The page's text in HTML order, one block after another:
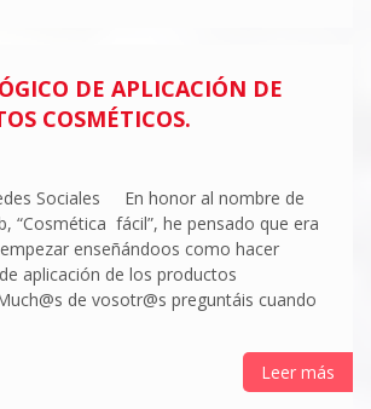
DE APLICACIÓN DE
COSMÉTICOS.
Sociales En honor al nombre de
“Cosmética fácil”, he pensado que era
enseñándoos como hacer
aplicación de los productos
de vosotr@s preguntáis cuando
Leer más